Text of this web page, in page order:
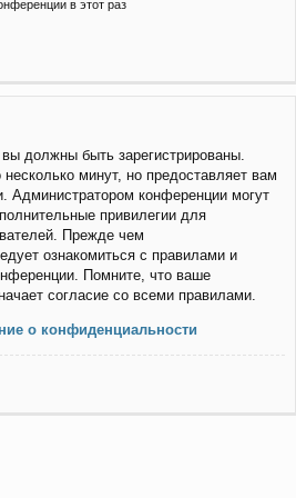
в этот раз
должны быть зарегистрированы.
несколько минут, но предоставляет вам
Администратором конференции могут
привилегии для
Прежде чем
ознакомиться с правилами и
Помните, что ваше
согласие со всеми правилами.
о конфиденциальности